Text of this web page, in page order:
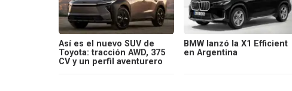
Así es el nuevo SUV de
Toyota: tracción AWD, 375
CV y un perfil aventurero
BMW lanzó la X1 Efficient
en Argentina